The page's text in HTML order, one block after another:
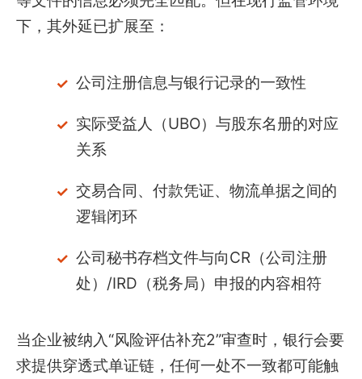
下，其外延已扩展至：
公司注册信息与银行记录的一致性
实际受益人（UBO）与股东名册的对应
关系
交易合同、付款凭证、物流单据之间的
逻辑闭环
公司秘书存档文件与向CR（公司注册
处）/IRD（税务局）申报的内容相符
当企业被纳入“风险评估补充2”审查时，银行会要
求提供穿透式单证链，任何一处不一致都可能触